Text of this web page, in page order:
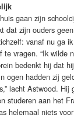
gaan zijn
dat zijn ouders
vanaf nu ga
te vragen. “Ik wilde
bedenkt hij dat
ogen hadden zij
lacht Astwood. Hij
studeren aan het
helemaal niets